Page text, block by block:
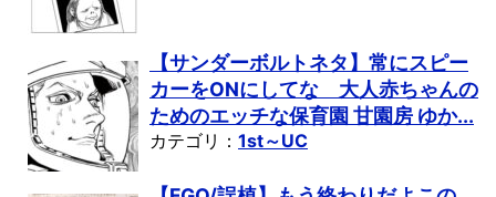
【サンダーボルトネタ】常にスピー
カーをONにしてな 大人赤ちゃんの
ためのエッチな保育園 甘園房 ゆか...
カテゴリ： 1st～UC